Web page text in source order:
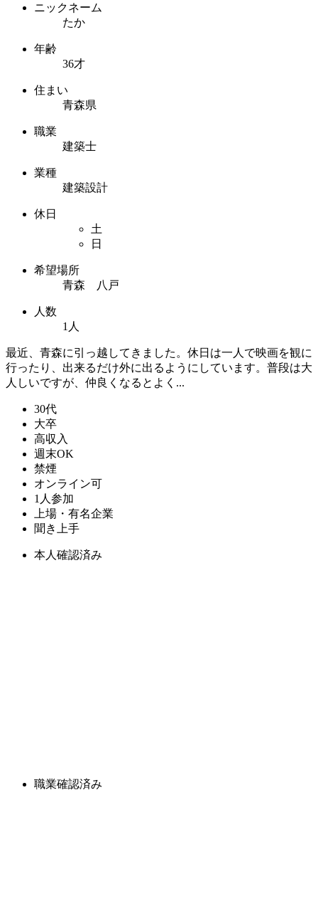
ニックネーム
たか
年齢
36才
住まい
青森県
職業
建築士
業種
建築設計
休日
土
日
希望場所
青森 八戸
人数
1人
最近、青森に引っ越してきました。休日は一人で映画を観に
行ったり、出来るだけ外に出るようにしています。普段は大
人しいですが、仲良くなるとよく...
30代
大卒
高収入
週末OK
禁煙
オンライン可
1人参加
上場・有名企業
聞き上手
本人確認済み
職業確認済み